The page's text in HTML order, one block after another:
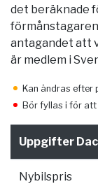
det beräknade
antagandet att
är medlem i
Kan ändras efter
Bör fyllas i för
Uppgifter
Nybilspris